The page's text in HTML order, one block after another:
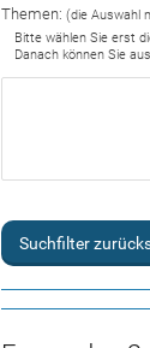
Themen: (die Auswahl
Bitte wählen Sie erst
Danach können Sie
Suchfilter